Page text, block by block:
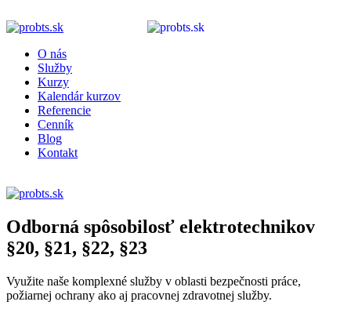
O nás
Služby
Kurzy
Kalendár kurzov
Referencie
Cenník
Blog
Kontakt
Odborná spôsobilosť elektrotechnikov
§20, §21, §22, §23
Využite naše komplexné služby v oblasti bezpečnosti práce,
požiarnej ochrany ako aj pracovnej zdravotnej služby.